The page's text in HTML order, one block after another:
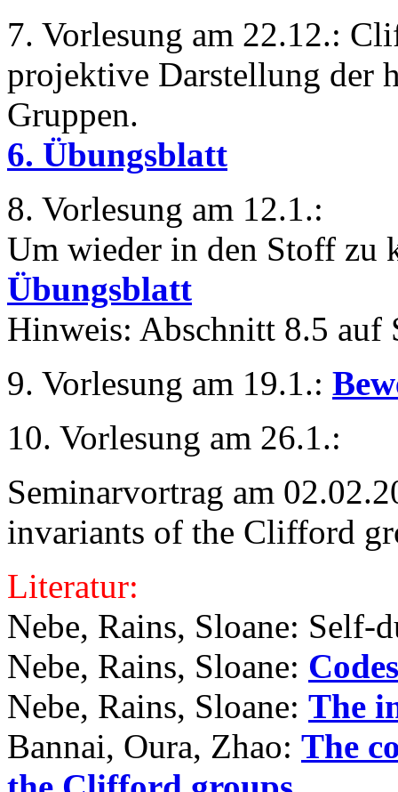
7. Vorlesung am 22.12.:
projektive Darstellung der
Gruppen.
6. Übungsblatt
8. Vorlesung am 12.1.:
Um wieder in den Stoff zu
Übungsblatt
Hinweis: Abschnitt 8.5 auf
9. Vorlesung am 19.1.:
10. Vorlesung am 26.1.:
Seminarvortrag am
invariants of the Clifford
Literatur:
Nebe, Rains, Sloane: Self-
Nebe, Rains, Sloane:
Nebe, Rains, Sloane: The
Bannai, Oura, Zhao: The